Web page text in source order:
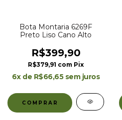
Bota Montaria 6269F
Preto Liso Cano Alto
R$399,90
R$379,91 com Pix
6x de R$66,65 sem juros
COMPRAR